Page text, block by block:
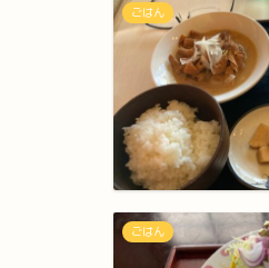
ごはん
ごはん